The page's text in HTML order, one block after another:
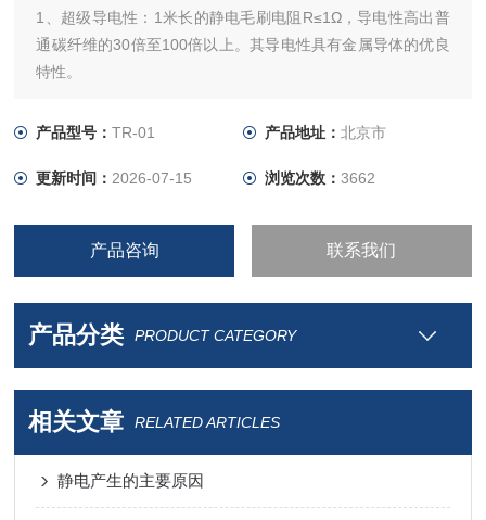
1、超级导电性：1米长的静电毛刷电阻R≤1Ω，导电性高出普
通碳纤维的30倍至100倍以上。其导电性具有金属导体的优良
特性。
膜，能有效及时地消除消静电。
性。其性能稳定，特别适用于塑料和纸张行业长期使用。特别
产品型号：TR-01 产品地址： 北京市
更新时间： 2026-07-15 浏览次数： 3662
产品咨询 联系我们
产品分类 PRODUCT CATEGORY
相关文章 RELATED ARTICLES
静电产生的主要原因